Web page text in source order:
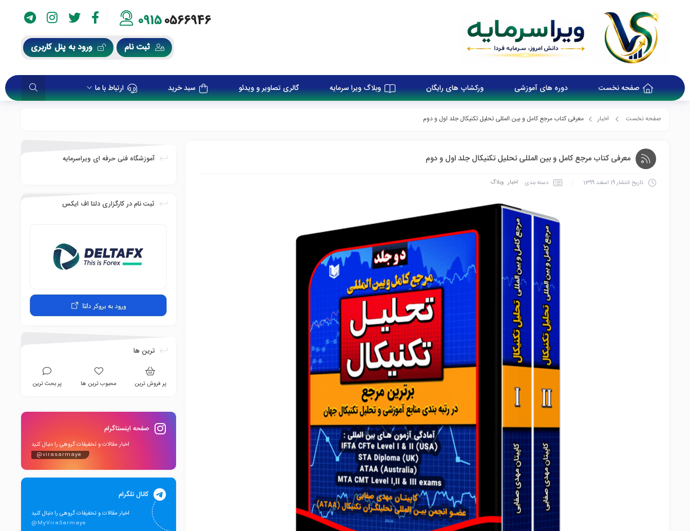
09150566946
ثبت نام ورود به پنل کاربری
صفحه نخست دوره های آموزشی ورکشاپ های رایگان وبلاگ ویرا سرمایه گالری تصاویر و ویدئو سبد خرید ارتباط با ما
صفحه نخست اخبار معرفی کتاب مرجع کامل و بین المللی تحلیل تکنیکال جلد اول و دوم
معرفی کتاب مرجع کامل و بین المللی تحلیل تکنیکال جلد اول و دوم
تاریخ انتشار19 اسفند 1399 دسته بندی اخبار وبلاگ
آموزشگاه فنی حرفه ای ویراسرمایه
ثبت نام در کارگزاری دلتا اف ایکس
ترین ها
پر فروش ترین محبوب ترین ها پر بحث ترین
صفحه اینستاگرام
اخبار مقالات و تخفیفات گروهی را دنبال کنید
@virasarmaye
کانال تلگرام
اخبار مقالات و تخفیفات گروهی را دنبال کنید
@MyViraSarmaye